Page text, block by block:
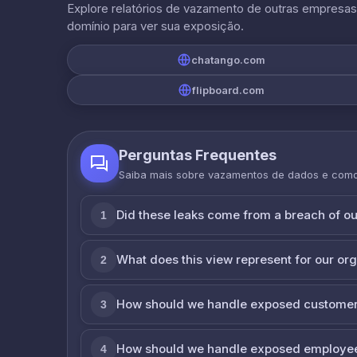
Explore relatórios de vazamento de outras
domínio para ver sua exposição.
chatango.com
flipboard.com
Perguntas Frequentes
Saiba mais sobre vazamentos de dados e
1 Did these leaks come from a breach of
2 What does this view represent for our
3 How should we handle exposed
4 How should we handle exposed